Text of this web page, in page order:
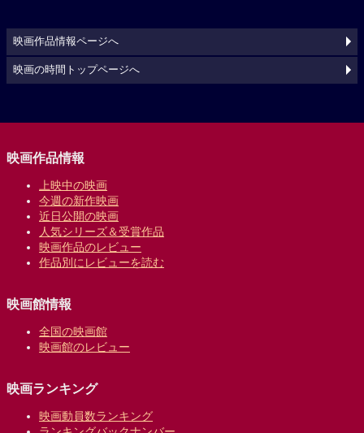
映画作品情報ページへ
映画の時間トップページへ
映画作品情報
上映中の映画
今週の新作映画
近日公開の映画
人気シリーズ＆受賞作品
映画作品のレビュー
作品別にレビューを読む
映画館情報
全国の映画館
映画館のレビュー
映画ランキング
映画動員数ランキング